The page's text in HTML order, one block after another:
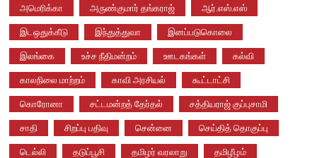
அமெரிக்கா அருண்குமார் தங்கராஜ் ஆர்.எஸ்.எஸ்
இடஒதுக்கீடு இந்துத்துவா இனப்படுகொலை
இலங்கை உச்ச நீதிமன்றம் ஊடகங்கள் கல்வி
காலநிலை மாற்றம் காவி அரசியல் கூட்டாட்சி
கொரோனா சட்டமன்றத் தேர்தல் சத்தியராஜ் குப்புசாமி
சாதி சிறப்பு பதிவு சென்னை செய்தித் தொகுப்பு
டெல்லி தடுப்பூசி தமிழர் வரலாறு தமிழீழம்